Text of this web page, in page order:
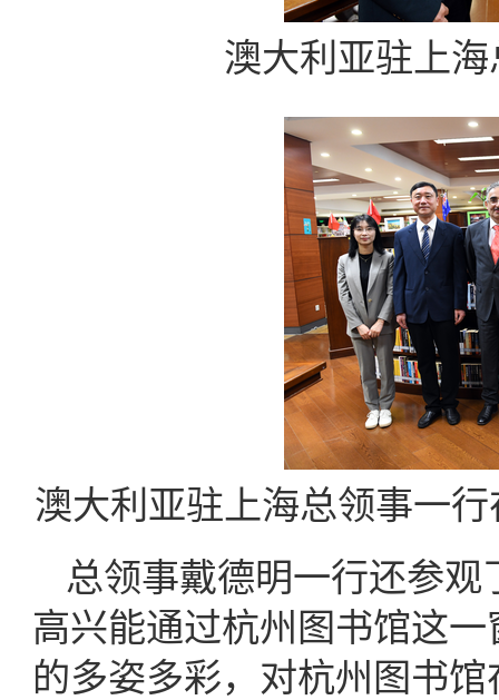
澳大利亚驻上
澳大利亚驻上海总领事一
总领事戴德明一行还参
高兴能通过杭州图书馆这
的多姿多彩，对杭州图书